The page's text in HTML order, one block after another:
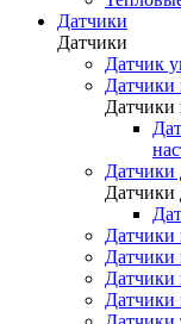
Датчики
Датчики
Датчик
Датчики
Датчики
Датчики
Датчики
Датчики
Датчики
Датчики